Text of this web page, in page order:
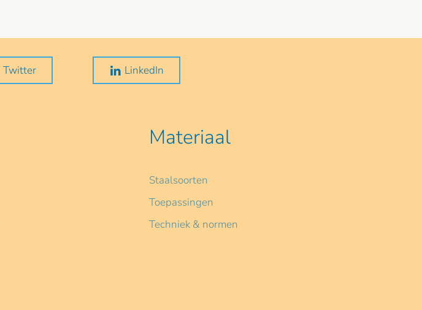
Twitter LinkedIn
Materiaal
Staalsoorten
Toepassingen
Techniek & normen